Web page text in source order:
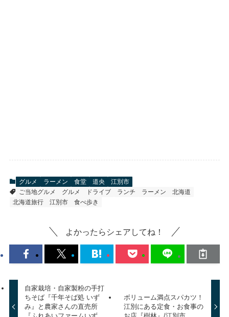
グルメ ラーメン 食堂 道央
江別市
ご当地グルメ
グルメ ドライブ ランチ ラーメン
北海道
北海道旅行
江別市 食べ歩き
よかったらシェアしてね！
自家栽培・自家製粉の手打
ちそば『千年そば処 いず
み』と農家さんの直売所
ボリューム満点スパカツ！
江別にある定食・お食事の